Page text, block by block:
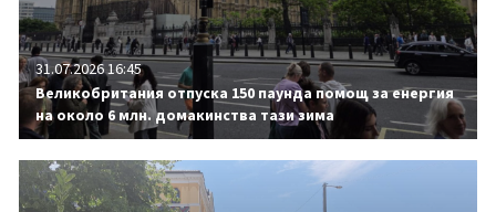
31.07.2026 16:45
Великобритания отпуска 150 паунда помощ за енергия
на около 6 млн. домакинства тази зима